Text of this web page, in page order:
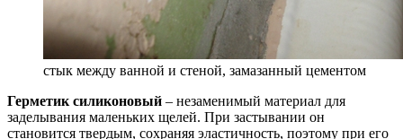
стык между ванной и стеной, замазанный цементом
Герметик силиконовый – незаменимый материал для
заделывания маленьких щелей. При застывании он
становится твердым, сохраняя эластичность, поэтому при его